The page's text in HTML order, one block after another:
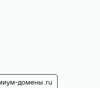
домены .ru